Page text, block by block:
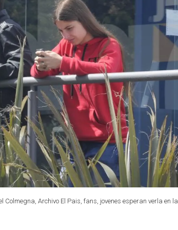
Archivo El Pais, fans, jovenes esperan verla en la